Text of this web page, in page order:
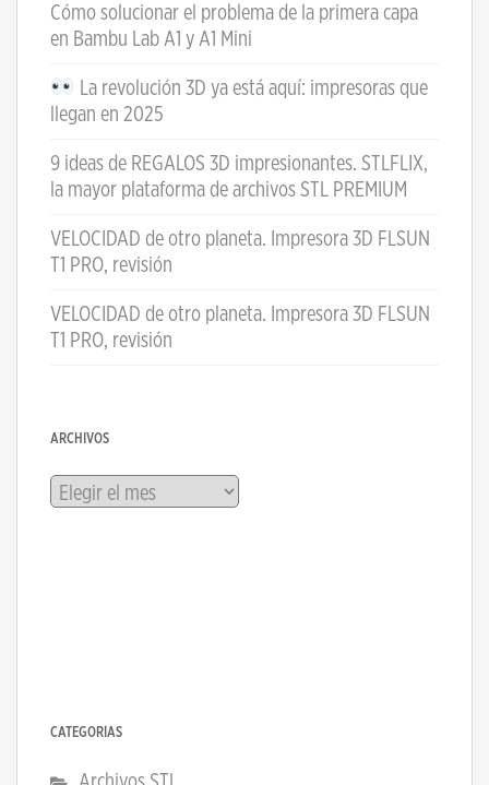
Cómo solucionar el problema de la primera capa
en Bambu Lab A1 y A1 Mini
La revolución 3D ya está aquí: impresoras que
llegan en 2025
9 ideas de REGALOS 3D impresionantes. STLFLIX,
la mayor plataforma de archivos STL PREMIUM
VELOCIDAD de otro planeta. Impresora 3D FLSUN
T1 PRO, revisión
VELOCIDAD de otro planeta. Impresora 3D FLSUN
T1 PRO, revisión
ARCHIVOS
Archivos
CATEGORÍAS